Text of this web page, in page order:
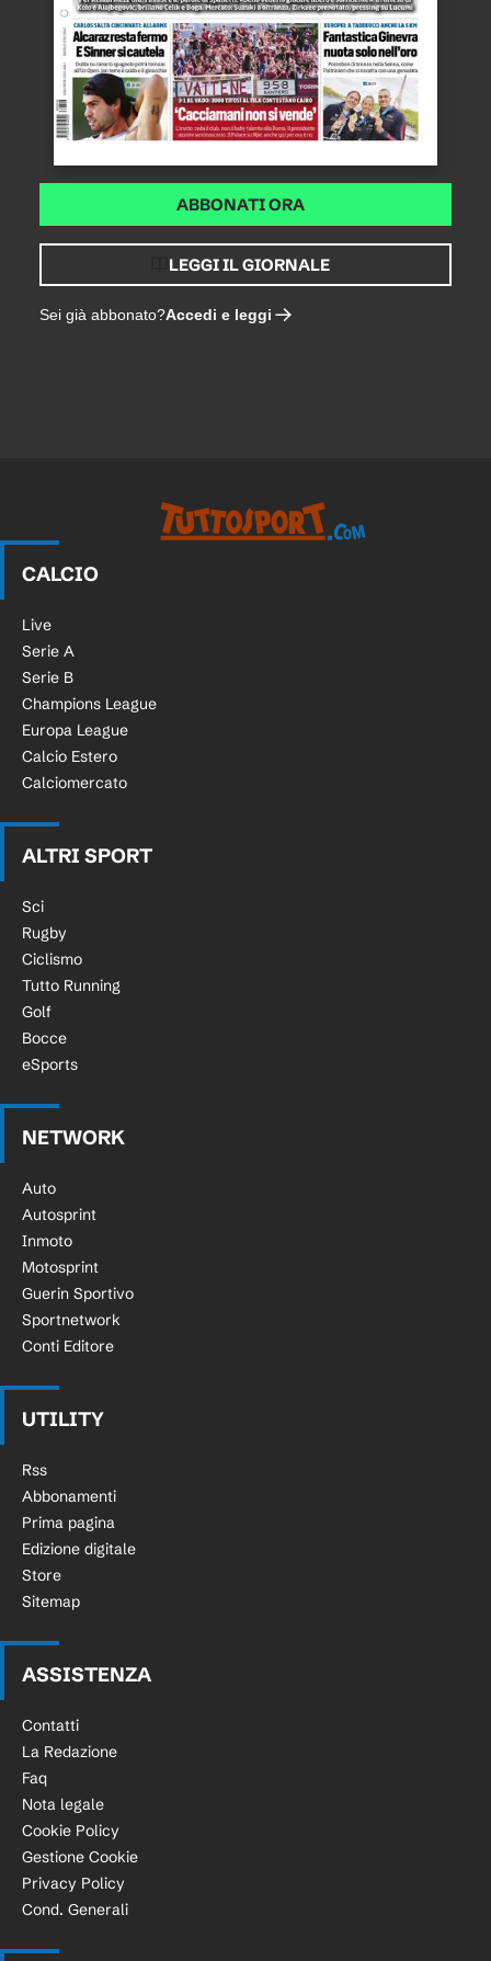
ABBONATI ORA
LEGGI IL GIORNALE
Sei già abbonato?Accedi e leggi
CALCIO
Live
Serie A
Serie B
Champions League
Europa League
Calcio Estero
Calciomercato
ALTRI SPORT
Sci
Rugby
Ciclismo
Tutto Running
Golf
Bocce
eSports
NETWORK
Auto
Autosprint
Inmoto
Motosprint
Guerin Sportivo
Sportnetwork
Conti Editore
UTILITY
Rss
Abbonamenti
Prima pagina
Edizione digitale
Store
Sitemap
ASSISTENZA
Contatti
La Redazione
Faq
Nota legale
Cookie Policy
Gestione Cookie
Privacy Policy
Cond. Generali